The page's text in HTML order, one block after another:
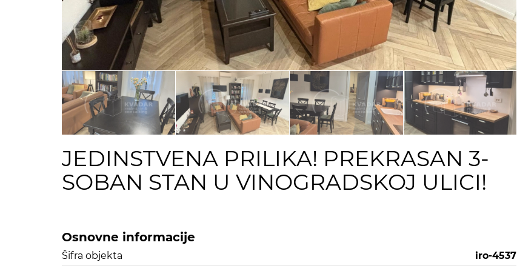
JEDINSTVENA PRILIKA! PREKRASAN 3-
SOBAN STAN U VINOGRADSKOJ ULICI!
Osnovne informacije
Šifra objekta
iro-4537